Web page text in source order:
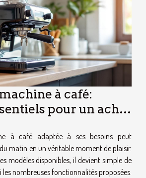
à café:
pour un achat
à café adaptée à ses besoins peut
matin en un véritable moment de plaisir.
modèles disponibles, il devient simple de
nombreuses fonctionnalités proposées.